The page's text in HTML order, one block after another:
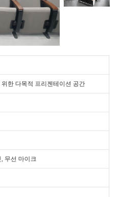
한 다목적 프리젠테이션 공간
무선 마이크